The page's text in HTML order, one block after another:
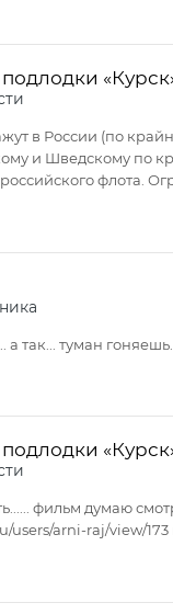
в России (по
и Шведскому по
флота.
так... туман гоняешь....
фильм думаю
arni-raj/view/173